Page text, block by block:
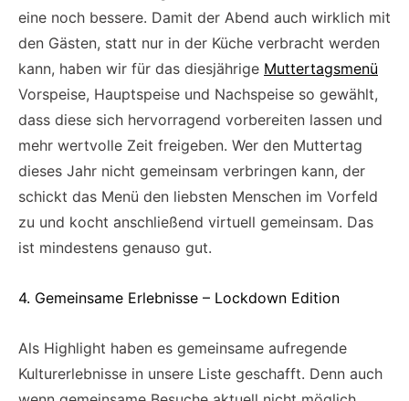
eine noch bessere. Damit der Abend auch wirklich mit
den Gästen, statt nur in der Küche verbracht werden
kann, haben wir für das diesjährige Muttertagsmenü
Vorspeise, Hauptspeise und Nachspeise so gewählt,
dass diese sich hervorragend vorbereiten lassen und
mehr wertvolle Zeit freigeben. Wer den Muttertag
dieses Jahr nicht gemeinsam verbringen kann, der
schickt das Menü den liebsten Menschen im Vorfeld
zu und kocht anschließend virtuell gemeinsam. Das
ist mindestens genauso gut.
4. Gemeinsame Erlebnisse – Lockdown Edition
Als Highlight haben es gemeinsame aufregende
Kulturerlebnisse in unsere Liste geschafft. Denn auch